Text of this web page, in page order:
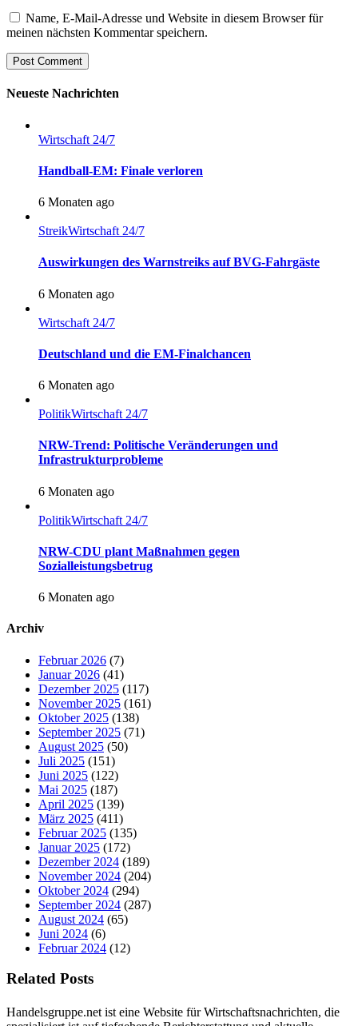
Name, E-Mail-Adresse und Website in diesem Browser für
meinen nächsten Kommentar speichern.
Post Comment
Neueste Nachrichten
Wirtschaft 24/7
Handball-EM: Finale verloren
6 Monaten ago
StreikWirtschaft 24/7
Auswirkungen des Warnstreiks auf BVG-Fahrgäste
6 Monaten ago
Wirtschaft 24/7
Deutschland und die EM-Finalchancen
6 Monaten ago
PolitikWirtschaft 24/7
NRW-Trend: Politische Veränderungen und
Infrastrukturprobleme
6 Monaten ago
PolitikWirtschaft 24/7
NRW-CDU plant Maßnahmen gegen
Sozialleistungsbetrug
6 Monaten ago
Archiv
Februar 2026 (7)
Januar 2026 (41)
Dezember 2025 (117)
November 2025 (161)
Oktober 2025 (138)
September 2025 (71)
August 2025 (50)
Juli 2025 (151)
Juni 2025 (122)
Mai 2025 (187)
April 2025 (139)
März 2025 (411)
Februar 2025 (135)
Januar 2025 (172)
Dezember 2024 (189)
November 2024 (204)
Oktober 2024 (294)
September 2024 (287)
August 2024 (65)
Juni 2024 (6)
Februar 2024 (12)
Related Posts
Handelsgruppe.net ist eine Website für Wirtschaftsnachrichten, die